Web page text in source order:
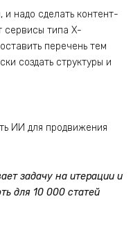
надо сделать контент-
сервисы типа X-
перечень тем
создать структуры и
задачу на итерации и
для 10 000 статей